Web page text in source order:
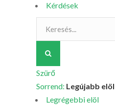
Kérdések
Szürő
Sorrend: Legújabb elöl
Legrégebbi elöl